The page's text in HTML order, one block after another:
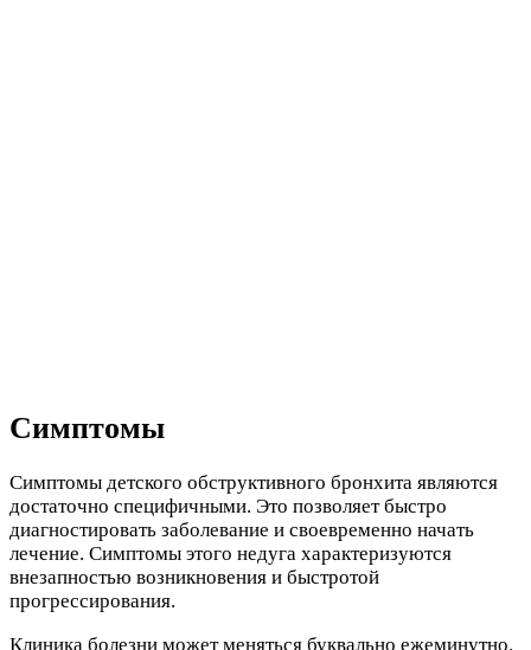
Симптомы
Симптомы детского обструктивного бронхита являются
достаточно специфичными. Это позволяет быстро
диагностировать заболевание и своевременно начать
лечение. Симптомы этого недуга характеризуются
внезапностью возникновения и быстротой
прогрессирования.
Клиника болезни может меняться буквально ежеминутно.